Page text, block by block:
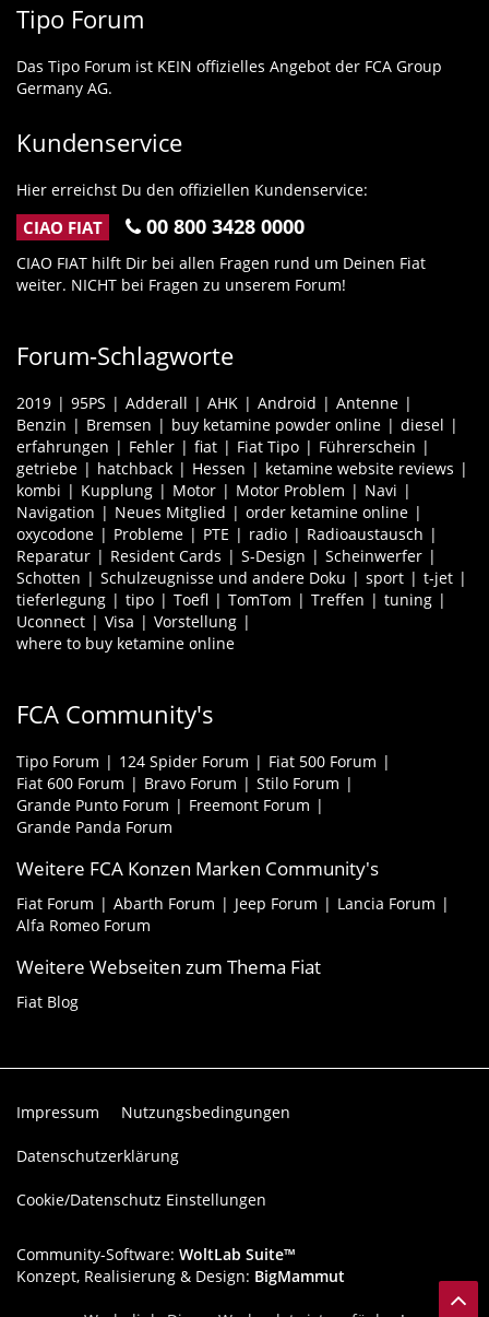
Tipo Forum
Das Tipo Forum ist KEIN offizielles Angebot der FCA Group
Germany AG.
Kundenservice
Hier erreichst Du den offiziellen Kundenservice:
CIAO FIAT 00 800 3428 0000
CIAO FIAT hilft Dir bei allen Fragen rund um Deinen Fiat
weiter. NICHT bei Fragen zu unserem Forum!
Forum-Schlagworte
2019 95PS Adderall AHK Android
Antenne
Benzin
Bremsen buy ketamine powder online
diesel
erfahrungen
Fehler fiat Fiat Tipo
Führerschein
getriebe
hatchback Hessen
ketamine website reviews
kombi
Kupplung Motor Motor Problem
Navi
Navigation
Neues Mitglied
order ketamine online
oxycodone
Probleme PTE radio
Radioaustausch
Reparatur
Resident Cards S-Design
Scheinwerfer
Schotten
Schulzeugnisse und andere Doku sport
t-jet
tieferlegung
tipo Toefl TomTom Treffen
tuning
Uconnect
Visa
Vorstellung
where to buy ketamine online
FCA Community's
Tipo Forum 124 Spider Forum
Fiat 500 Forum
Fiat 600 Forum
Bravo Forum
Stilo Forum
Grande Punto Forum
Freemont Forum
Grande Panda Forum
Weitere FCA Konzen Marken Community's
Fiat Forum Abarth Forum Jeep Forum
Lancia Forum
Alfa Romeo Forum
Weitere Webseiten zum Thema Fiat
Fiat Blog
Impressum Nutzungsbedingungen
Datenschutzerklärung
Cookie/Datenschutz Einstellungen
Community-Software: WoltLab Suite™
Konzept, Realisierung & Design: BigMammut